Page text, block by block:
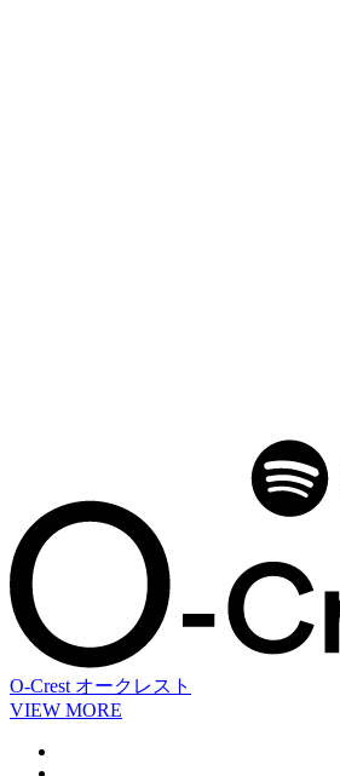
O-Crest オークレスト
VIEW MORE